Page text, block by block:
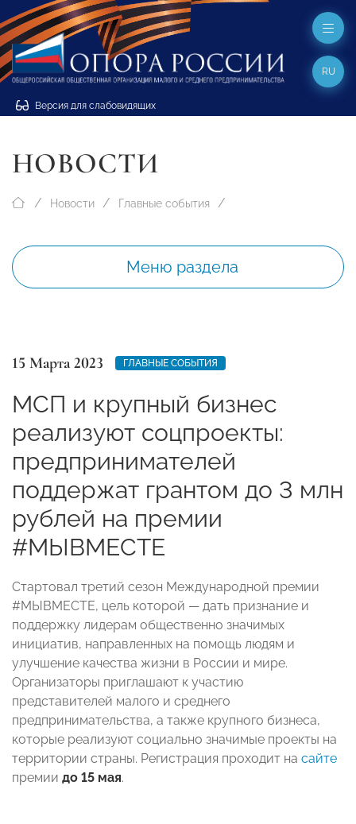
Версия для слабовидящих
RU
НОВОСТИ
Новости Главные события
Меню раздела
15 Марта 2023 ГЛАВНЫЕ СОБЫТИЯ
МСП и крупный бизнес
реализуют соцпроекты:
предпринимателей
поддержат грантом до 3 млн
рублей на премии
#МЫВМЕСТЕ
Стартовал третий сезон Международной премии
#МЫВМЕСТЕ, цель которой — дать признание и
поддержку лидерам общественно значимых
инициатив, направленных на помощь людям и
улучшение качества жизни в России и мире.
Организаторы приглашают к участию
представителей малого и среднего
предпринимательства, а также крупного бизнеса,
которые реализуют социально значимые проекты на
территории страны. Регистрация проходит на сайте
премии до 15 мая.